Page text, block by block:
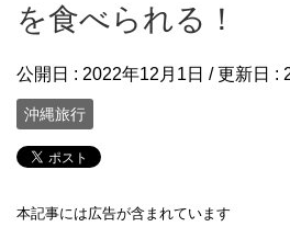
を食べられる！
公開日 : 2022年12月1日 / 更新日 :
沖縄旅行
本記事には広告が含まれています